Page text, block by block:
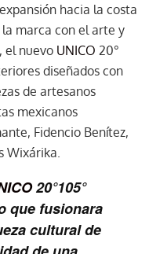
hacia la costa
marca con el arte y
el nuevo UNICO 20°
diseñados con
de artesanos
mexicanos
Fidencio Benítez,
Wixárika.
20°105°
que fusionara
cultural de